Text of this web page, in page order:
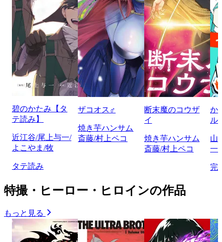
碧のかたみ【タ
テ読み】
近江谷/尾上与一/
よこやま/牧
タテ読み
ザコオス♂
焼き芋ハンサム
斎藤/村上ペコ
断末魔のコウザ
イ
焼き芋ハンサム
斎藤/村上ペコ
か
ル
山
一/
完
特撮・ヒーロー・ヒロインの作品
もっと見る